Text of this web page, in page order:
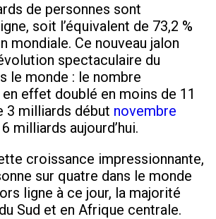
de personnes sont
soit l’équivalent de 73,2 %
mondiale. Ce nouveau jalon
spectaculaire du
le monde : le nombre
en effet doublé en moins de 11
3 milliards début novembre
milliards aujourd’hui.
croissance impressionnante,
sur quatre dans le monde
ligne à ce jour, la majorité
Sud et en Afrique centrale.